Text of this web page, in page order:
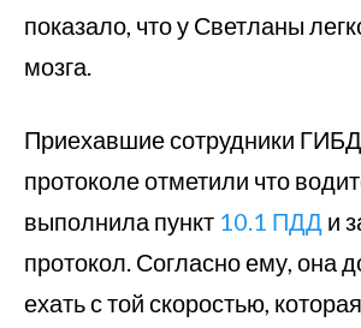
показало, что у Светланы
мозга.
Приехавшие сотрудники
протоколе отметили что
выполнила пункт 10.1 ПДД и
протокол. Согласно ему, она
ехать с той скоростью,